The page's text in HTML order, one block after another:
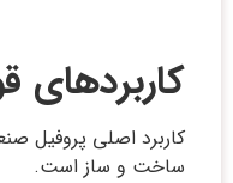
کاربرد اصلی پروفیل
ساخت و ساز است.